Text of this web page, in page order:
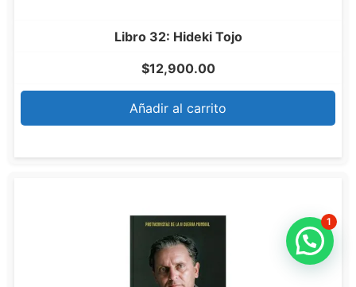
Libro 32: Hideki Tojo
$12,900.00
Añadir al carrito
1